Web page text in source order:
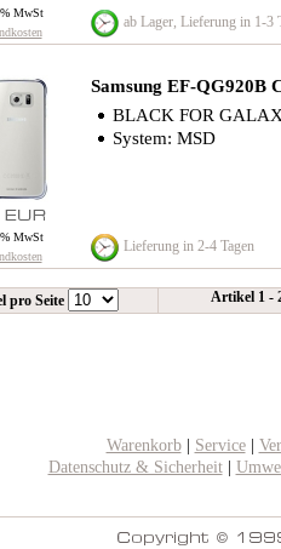
MwSt
ab Lager, Lieferung in 1-3
Samsung EF-QG920B
BLACK FOR
System: MSD
MwSt
Lieferung in 2-4 Tagen
pro Seite Artikel 1 -
Warenkorb| Service|
Datenschutz & Sicherheit|